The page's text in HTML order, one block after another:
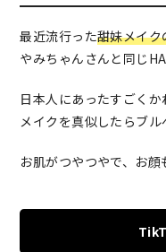
最近流行った甜妹メイク
やみちゃんさんと同じ
日本人にあったすごく
メイクを真似したらブル
お肌がつやつやで、お顔